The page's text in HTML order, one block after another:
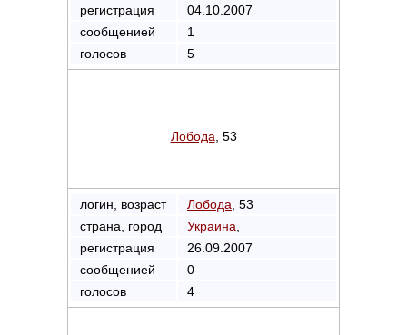
регистрация
04.10.2007
сообщенией
1
голосов
5
Лобода , 53
логин, возраст Лобода , 53
страна, город
Украина
регистрация
26.09.2007
сообщенией
0
голосов
4